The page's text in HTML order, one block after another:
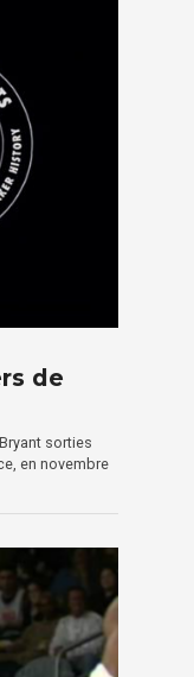
de
sorties
en novembre